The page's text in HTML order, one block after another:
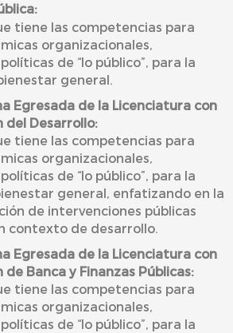
tiene las competencias para
organizacionales,
de “lo público”, para la
general.
Egresada de la Licenciatura con
del Desarrollo:
tiene las competencias para
organizacionales,
de “lo público”, para la
general, enfatizando en la
de intervenciones públicas
contexto de desarrollo.
Egresada de la Licenciatura con
de Banca y Finanzas Públicas:
tiene las competencias para
organizacionales,
de “lo público”, para la